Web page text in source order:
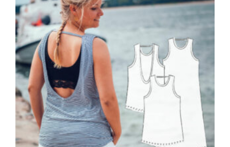
Optionen
der
Produktseite
gewählt
werden